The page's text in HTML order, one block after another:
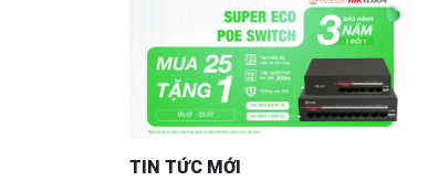
TIN TỨC MỚI
Firewall H3C: 2 Trong 1- Thiết bị